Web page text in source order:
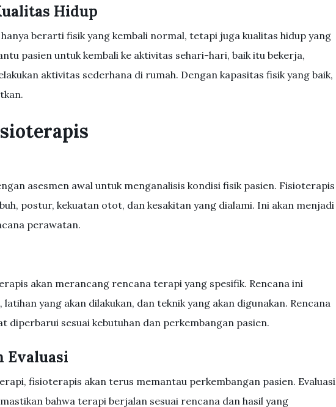
Hidup
berarti fisik yang kembali normal, tetapi juga kualitas hidup yang
pasien untuk kembali ke aktivitas sehari-hari, baik itu bekerja,
aktivitas sederhana di rumah. Dengan kapasitas fisik yang baik,
asesmen awal untuk menganalisis kondisi fisik pasien. Fisioterapis
postur, kekuatan otot, dan kesakitan yang dialami. Ini akan menjadi
perawatan.
akan merancang rencana terapi yang spesifik. Rencana ini
yang akan dilakukan, dan teknik yang akan digunakan. Rencana
diperbarui sesuai kebutuhan dan perkembangan pasien.
Evaluasi
fisioterapis akan terus memantau perkembangan pasien. Evaluasi
bahwa terapi berjalan sesuai rencana dan hasil yang